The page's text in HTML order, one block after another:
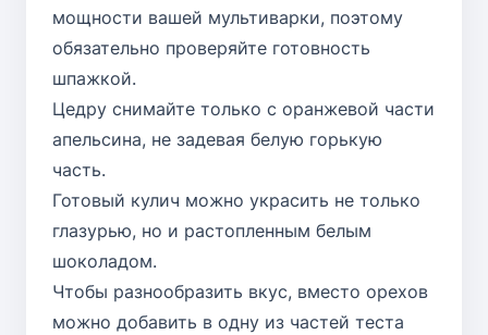
мощности вашей мультиварки, поэтому
обязательно проверяйте готовность
шпажкой.
Цедру снимайте только с оранжевой части
апельсина, не задевая белую горькую
часть.
Готовый кулич можно украсить не только
глазурью, но и растопленным белым
шоколадом.
Чтобы разнообразить вкус, вместо орехов
можно добавить в одну из частей теста